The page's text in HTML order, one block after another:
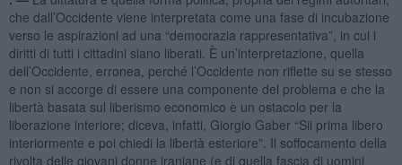
che dall’Occidente viene interpretata come una fase di incubazione
verso le aspirazioni ad una “democrazia rappresentativa”, in cui i
diritti di tutti i cittadini siano liberati. È un’interpretazione, quella
dell’Occidente, erronea, perché l’Occidente non riflette su se stesso
e non si accorge di essere una componente del problema e che la
libertà basata sul liberismo economico è un ostacolo per la
liberazione interiore; diceva, infatti, Giorgio Gaber “Sii prima libero
interiormente e poi chiedi la libertà esteriore”. Il soffocamento della
rivolta delle giovani donne iraniane (e di quella fascia di uomini